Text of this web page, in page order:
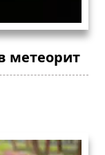
метеорит